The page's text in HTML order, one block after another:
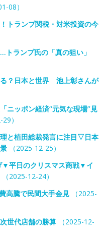
08）
トランプ関税・対米投資の今
ランプ氏の「真の狙い」
？日本と世界 池上彰さんが
ニッポン経済“元気な現場”見
）
と植田総裁発言に注目▽日本
（2025-12-25）
▼平日のクリスマス商戦▼イ
（2025-12-24）
高騰で民間大手会見（2025-
世代店舗の勝算（2025-12-